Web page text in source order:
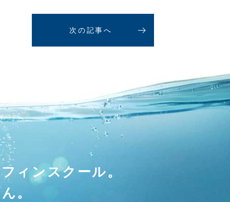
次の記事へ
ィンスクール。
。